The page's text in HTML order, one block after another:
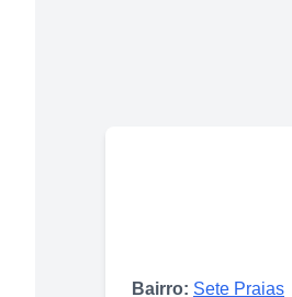
Bairro: Sete Praias